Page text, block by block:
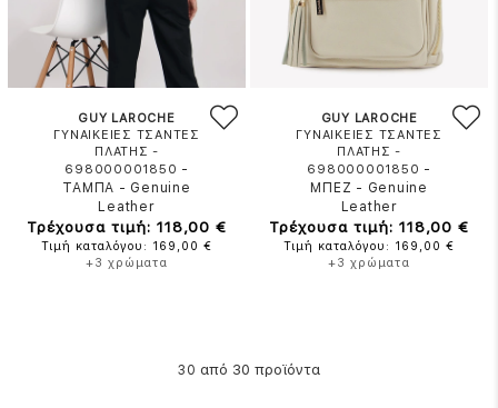
GUY LAROCHE
ΓΥΝΑΙΚΕΙΕΣ ΤΣΑΝΤΕΣ
ΠΛΑΤΗΣ -
698000001850 -
ΤΑΜΠΑ - Genuine
Leather
Τρέχουσα τιμή: 118,00 €
Τιμή καταλόγου: 169,00 €
+3 χρώματα
GUY LAROCHE
ΓΥΝΑΙΚΕΙΕΣ ΤΣΑΝΤΕΣ
ΠΛΑΤΗΣ -
698000001850 -
ΜΠΕΖ - Genuine
Leather
Τρέχουσα τιμή: 118,00 €
Τιμή καταλόγου: 169,00 €
+3 χρώματα
30 από 30 προϊόντα